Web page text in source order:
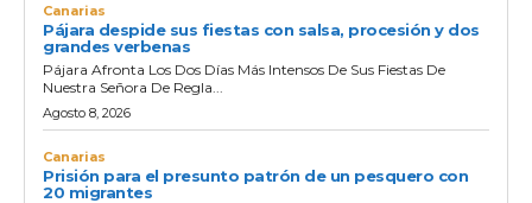
Canarias
Pájara despide sus fiestas con salsa, procesión y dos
grandes verbenas
Pájara Afronta Los Dos Días Más Intensos De Sus Fiestas De
Nuestra Señora De Regla...
Agosto 8, 2026
Canarias
Prisión para el presunto patrón de un pesquero con
20 migrantes